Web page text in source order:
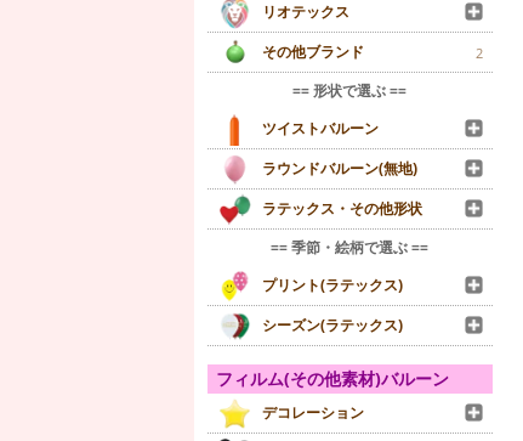
リオテックス
その他ブランド
2
== 形状で選ぶ ==
ツイストバルーン
ラウンドバルーン(無地)
ラテックス・その他形状
== 季節・絵柄で選ぶ ==
プリント(ラテックス)
シーズン(ラテックス)
フィルム(その他素材)バルーン
デコレーション